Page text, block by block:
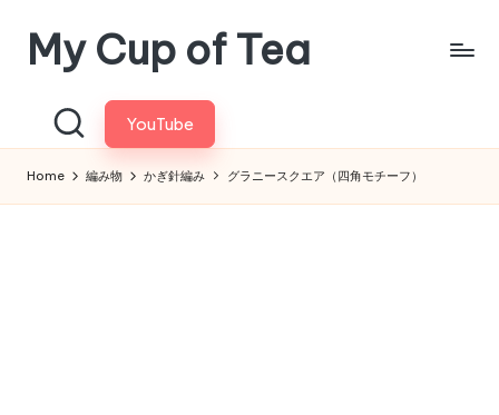
content
My Cup of Tea
YouTube
Home 編み物 かぎ針編み グラニースクエア（四角モチーフ）